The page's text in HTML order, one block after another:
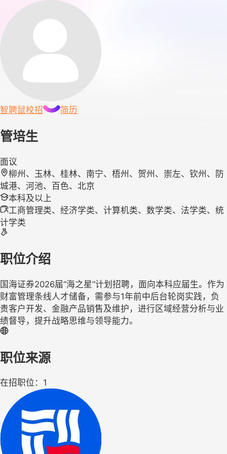
智聘鼠校招 简历
管培生
面议
柳州、玉林、桂林、南宁、梧州、贺州、崇左、钦州、防
城港、河池、百色、北京
本科及以上
工商管理类、经济学类、计算机类、数学类、法学类、统
计学类
职位介绍
国海证券2026届“海之星”计划招聘，面向本科应届生。作为
财富管理条线人才储备，需参与1年前中后台轮岗实践，负
责客户开发、金融产品销售及维护，进行区域经营分析与业
绩督导，提升战略思维与领导能力。
职位来源
在招职位：1